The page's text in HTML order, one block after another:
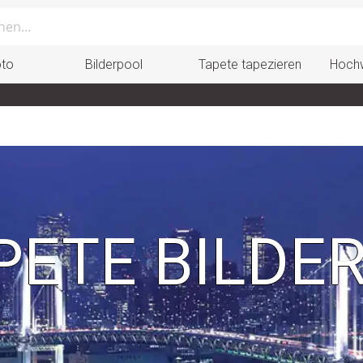
Bilderpool Tapete tapezieren